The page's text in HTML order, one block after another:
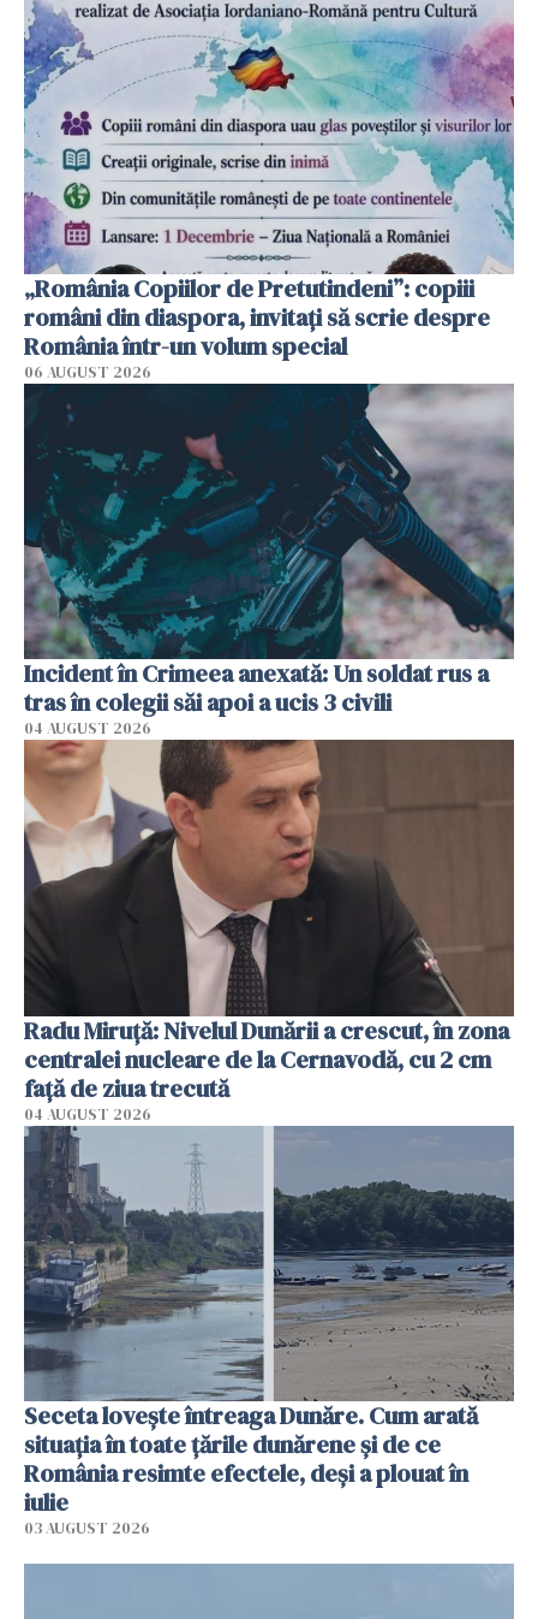
„România Copiilor de Pretutindeni”: copiii
români din diaspora, invitați să scrie despre
România într-un volum special
06 AUGUST 2026
Incident în Crimeea anexată: Un soldat rus a
tras în colegii săi apoi a ucis 3 civili
04 AUGUST 2026
Radu Miruţă: Nivelul Dunării a crescut, în zona
centralei nucleare de la Cernavodă, cu 2 cm
faţă de ziua trecută
04 AUGUST 2026
Seceta lovește întreaga Dunăre. Cum arată
situația în toate țările dunărene și de ce
România resimte efectele, deși a plouat în
iulie
03 AUGUST 2026